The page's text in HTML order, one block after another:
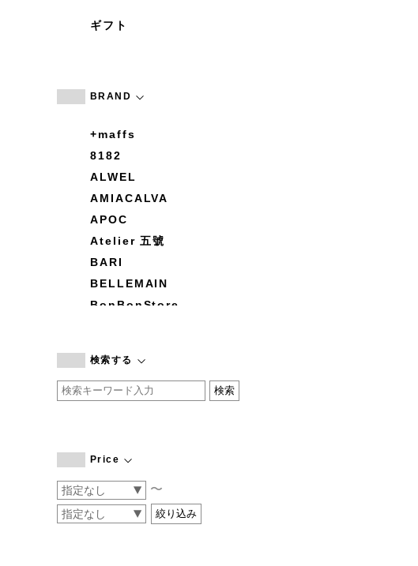
ギフト
BRAND
+maffs
8182
ALWEL
AMIACALVA
APOC
Atelier 五號
BARI
BELLEMAIN
BonBonStore
by basics
CATWORTH
COGTHEBIGSMOKE
CONVERSE
DEAN & DELUCA
検索する
Price
〜